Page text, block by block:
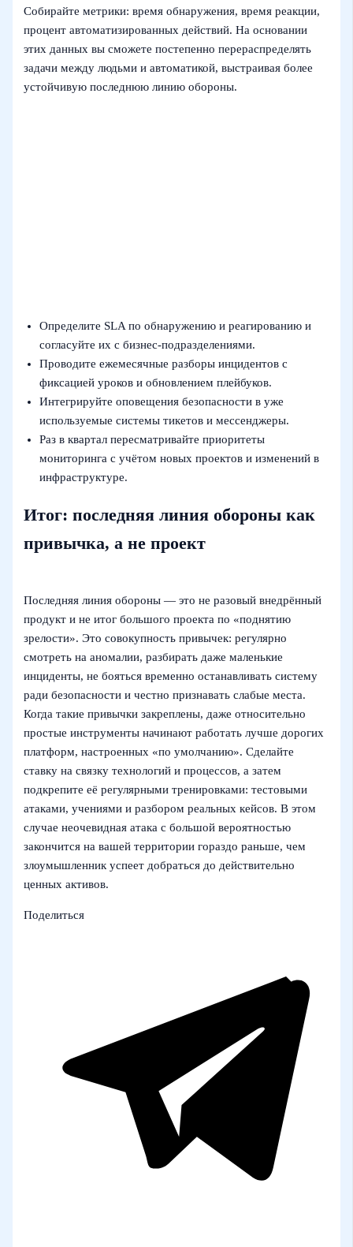
Собирайте метрики: время обнаружения, время реакции,
процент автоматизированных действий. На основании
этих данных вы сможете постепенно перераспределять
задачи между людьми и автоматикой, выстраивая более
устойчивую последнюю линию обороны.
Определите SLA по обнаружению и реагированию и
согласуйте их с бизнес‑подразделениями.
Проводите ежемесячные разборы инцидентов с
фиксацией уроков и обновлением плейбуков.
Интегрируйте оповещения безопасности в уже
используемые системы тикетов и мессенджеры.
Раз в квартал пересматривайте приоритеты
мониторинга с учётом новых проектов и изменений в
инфраструктуре.
Итог: последняя линия обороны как
привычка, а не проект
Последняя линия обороны — это не разовый внедрённый
продукт и не итог большого проекта по «поднятию
зрелости». Это совокупность привычек: регулярно
смотреть на аномалии, разбирать даже маленькие
инциденты, не бояться временно останавливать систему
ради безопасности и честно признавать слабые места.
Когда такие привычки закреплены, даже относительно
простые инструменты начинают работать лучше дорогих
платформ, настроенных «по умолчанию». Сделайте
ставку на связку технологий и процессов, а затем
подкрепите её регулярными тренировками: тестовыми
атаками, учениями и разбором реальных кейсов. В этом
случае неочевидная атака с большой вероятностью
закончится на вашей территории гораздо раньше, чем
злоумышленник успеет добраться до действительно
ценных активов.
Поделиться